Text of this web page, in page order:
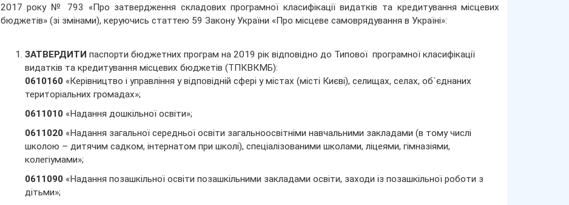
2017 року № 793 «Про затвердження складових програмної класифікації видатків та кредитування місцевих
бюджетів» (зі змінами), керуючись статтею 59 Закону України «Про місцеве самоврядування в Україні»:
ЗАТВЕРДИТИ паспорти бюджетних програм на 2019 рік відповідно до Типової програмної класифікації
видатків та кредитування місцевих бюджетів (ТПКВКМБ):
0610160«Керівництво і управління у відповідній сфері у містах (місті Києві), селищах, селах, об`єднаних
територіальних громадах»;
0611010«Надання дошкільної освіти»;
0611020«Надання загальної середньої освіти загальноосвітніми навчальними закладами (в тому числі
школою – дитячим садком, інтернатом при школі), спеціалізованими школами, ліцеями, гімназіями,
колегіумами»;
0611090«Надання позашкільної освіти позашкільними закладами освіти, заходи із позашкільної роботи з
дітьми»;